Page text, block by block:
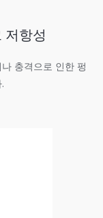
저항성
충격으로 인한 펑